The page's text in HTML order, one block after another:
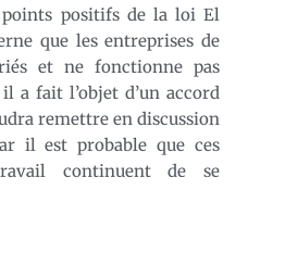
points positifs de la loi El
que les entreprises de
et ne fonctionne pas
a fait l’objet d’un accord
remettre en discussion
il est probable que ces
continuent de se